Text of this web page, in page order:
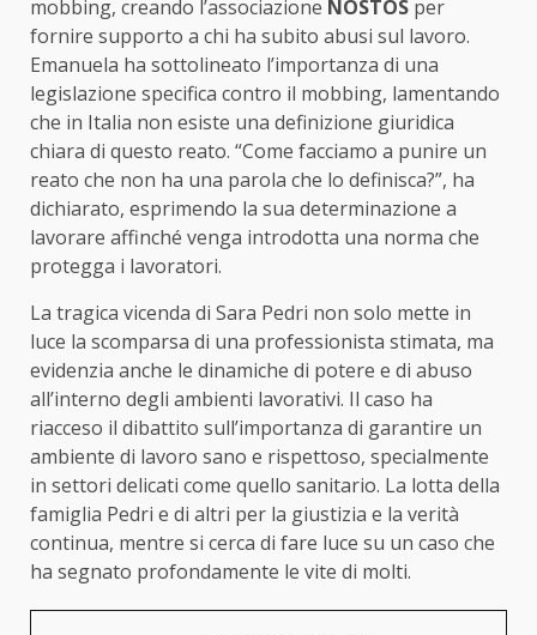
mobbing, creando l’associazione NOSTOS per
fornire supporto a chi ha subito abusi sul lavoro.
Emanuela ha sottolineato l’importanza di una
legislazione specifica contro il mobbing, lamentando
che in Italia non esiste una definizione giuridica
chiara di questo reato. “Come facciamo a punire un
reato che non ha una parola che lo definisca?”, ha
dichiarato, esprimendo la sua determinazione a
lavorare affinché venga introdotta una norma che
protegga i lavoratori.
La tragica vicenda di Sara Pedri non solo mette in
luce la scomparsa di una professionista stimata, ma
evidenzia anche le dinamiche di potere e di abuso
all’interno degli ambienti lavorativi. Il caso ha
riacceso il dibattito sull’importanza di garantire un
ambiente di lavoro sano e rispettoso, specialmente
in settori delicati come quello sanitario. La lotta della
famiglia Pedri e di altri per la giustizia e la verità
continua, mentre si cerca di fare luce su un caso che
ha segnato profondamente le vite di molti.